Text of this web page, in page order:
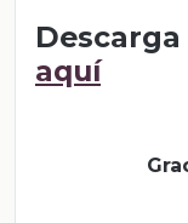
aquí